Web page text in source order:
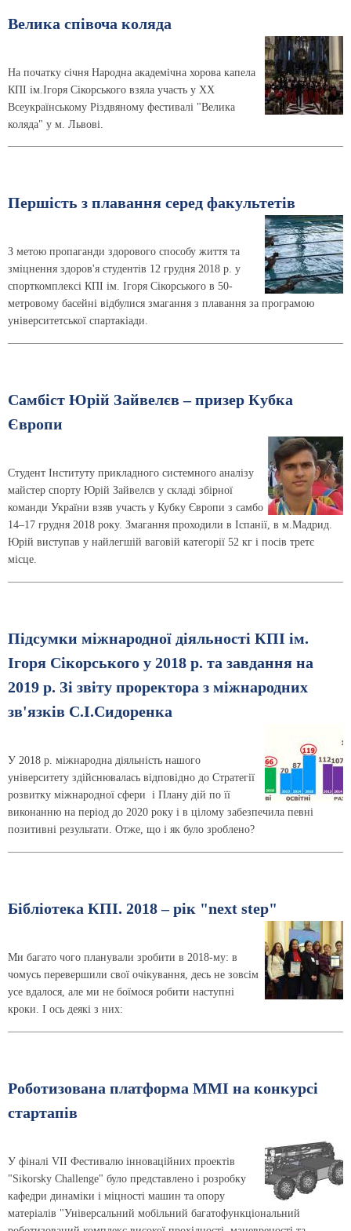
Велика співоча коляда
На початку січня Народна академічна хорова капела
КПІ ім.Ігоря Сікорського взяла участь у ХХ
Всеукраїнському Різдвяному фестивалі "Велика
коляда" у м. Львові.
Першість з плавання серед факультетів
З метою пропаганди здорового способу життя та
зміцнення здоров'я студентів 12 грудня 2018 р. у
спорткомплексі КПІ ім. Ігоря Сікорського в 50-
метровому басейні відбулися змагання з плавання за програмою
університетської спартакіади.
Самбіст Юрій Зайвелєв – призер Кубка
Європи
Студент Інституту прикладного системного аналізу
майстер спорту Юрій Зайвелєв у складі збірної
команди України взяв участь у Кубку Європи з самбо
14–17 грудня 2018 року. Змагання проходили в Іспанії, в м.Мадрид.
Юрій виступав у найлегшій ваговій категорії 52 кг і посів третє
місце.
Підсумки міжнародної діяльності КПІ ім.
Ігоря Сікорського у 2018 р. та завдання на
2019 р. Зі звіту проректора з міжнародних
зв'язків С.І.Сидоренка
У 2018 р. міжнародна діяльність нашого
університету здійснювалась відповідно до Стратегії
розвитку міжнародної сфери і Плану дій по її
виконанню на період до 2020 року і в цілому забезпечила певні
позитивні результати. Отже, що і як було зроблено?
Бібліотека КПІ. 2018 – рік "next step"
Ми багато чого планували зробити в 2018-му: в
чомусь перевершили свої очікування, десь не зовсім
усе вдалося, але ми не боїмося робити наступні
кроки. І ось деякі з них:
Роботизована платформа ММІ на конкурсі
стартапів
У фіналі VII Фестивалю інноваційних проектів
"Sikorsky Challenge" було представлено і розробку
кафедри динаміки і міцності машин та опору
матеріалів "Універсальний мобільний багатофункціональний